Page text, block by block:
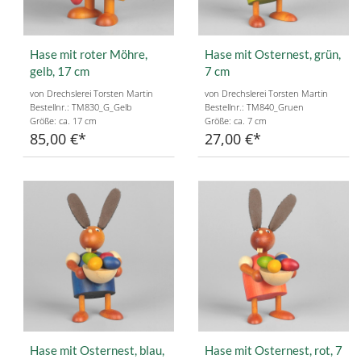
Hase mit roter Möhre,
gelb, 17 cm
von Drechslerei Torsten Martin
Bestellnr.: TM830_G_Gelb
Größe: ca. 17 cm
85,00 €
Hase mit Osternest, grün,
7 cm
von Drechslerei Torsten Martin
Bestellnr.: TM840_Gruen
Größe: ca. 7 cm
27,00 €
Hase mit Osternest, blau,
Hase mit Osternest, rot, 7